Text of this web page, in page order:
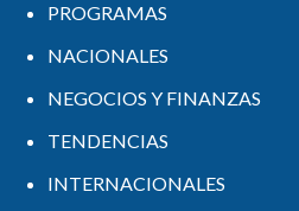
PROGRAMAS
NACIONALES
NEGOCIOS Y FINANZAS
TENDENCIAS
INTERNACIONALES